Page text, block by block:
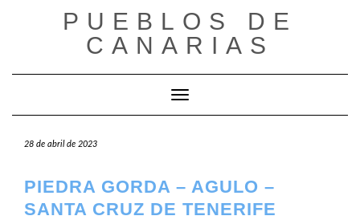
PUEBLOS DE
CANARIAS
Cambiar modo de navegación
28 de abril de 2023
PIEDRA GORDA – AGULO –
SANTA CRUZ DE TENERIFE